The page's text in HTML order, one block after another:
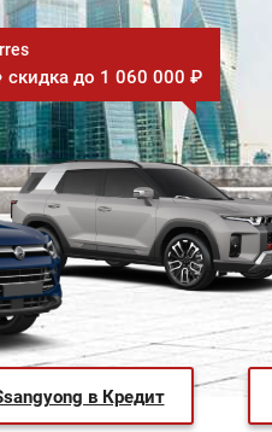
скидка до 1 060 000 ₽
в Кредит